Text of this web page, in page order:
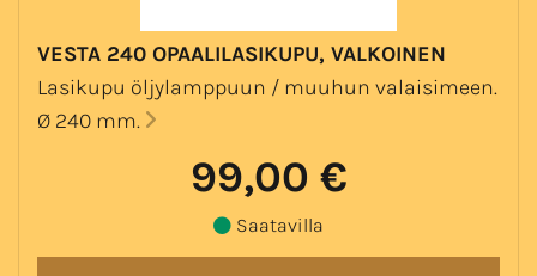
VESTA 240 OPAALILASIKUPU, VALKOINEN
Lasikupu öljylamppuun / muuhun valaisimeen.
Ø 240 mm.
99,00 €
Saatavilla